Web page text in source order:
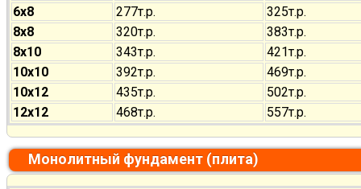
6х8
277т.р.
325т.р.
8х8
320т.р.
383т.р.
8х10
343т.р.
421т.р.
10х10
392т.р.
469т.р.
10х12
435т.р.
502т.р.
12х12
468т.р. 557т.р.
Монолитный фундамент (плита)